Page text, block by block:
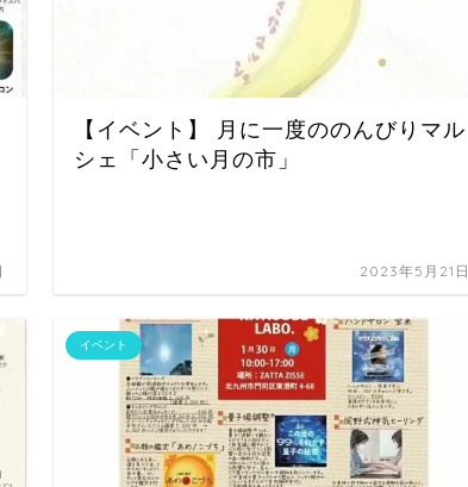
【イベント】 月に一度ののんびりマル
シェ「小さい月の市」
2023年5月21日
イベント